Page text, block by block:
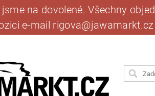
jsme na dovolené. Všechny
e-mail